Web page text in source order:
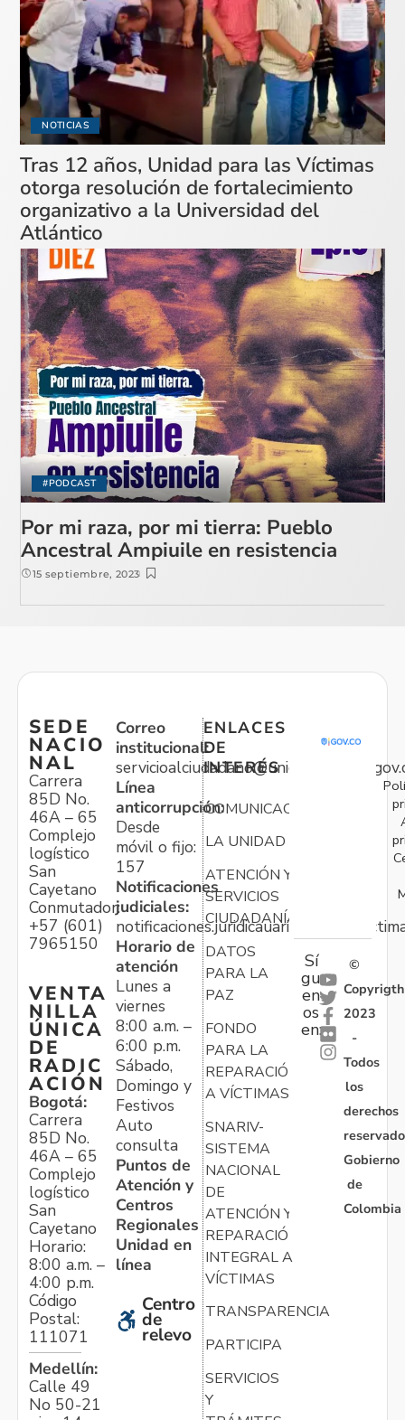
NOTICIAS
Tras 12 años, Unidad para las Víctimas
otorga resolución de fortalecimiento
organizativo a la Universidad del
Atlántico
#PODCAST
Por mi raza, por mi tierra: Pueblo
Ancestral Ampiuile en resistencia
15 septiembre, 2023
SEDE
NACIO
NAL
Carrera
85D No.
46A – 65
Complejo
logístico
San
Cayetano
Conmutador:
+57 (601)
7965150
VENTA
NILLA
ÚNICA
DE
RADIC
ACIÓN
Bogotá:
Carrera
85D No.
46A – 65
Complejo
logístico
San
Cayetano
Horario:
8:00 a.m. –
4:00 p.m.
Código
Postal:
111071
Medellín:
Calle 49
No 50-21
Correo
institucional:
Línea
anticorrupción:
Desde
móvil o fijo:
157
Notificaciones
judiciales:
Horario de
atención
Lunes a
viernes
8:00 a.m. –
6:00 p.m.
Sábado,
Domingo y
Festivos
Auto
consulta
Puntos de
Atención y
Centros
Regionales
Unidad en
línea
Centro
de
relevo
ENLACES
DE
INTERÉS
COMUNICACIONES
LA UNIDAD
ATENCIÓN Y
SERVICIOS
CIUDADANÍA
DATOS
PARA LA
PAZ
FONDO
PARA LA
REPARACIÓN
A VÍCTIMAS
SNARIV-
SISTEMA
NACIONAL
DE
ATENCIÓN Y
REPARACIÓN
INTEGRAL A
VÍCTIMAS
TRANSPARENCIA
PARTICIPA
SERVICIOS
Y
Sí
gu
en
os
en:
©
Copyrigth
2023
-
Todos
los
derechos
Gobierno
de
Colombia